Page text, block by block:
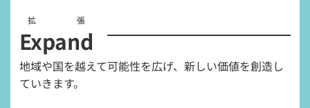
Expand
拡張
地域や国を越えて可能性を広げ、新しい価値を創造し
ていきます。